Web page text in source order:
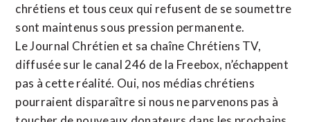
chrétiens et tous ceux qui refusent de se soumettre
sont maintenus sous pression permanente.
Le Journal Chrétien et sa chaîne Chrétiens TV,
diffusée sur le canal 246 de la Freebox, n’échappent
pas à cette réalité. Oui, nos médias chrétiens
pourraient disparaître si nous ne parvenons pas à